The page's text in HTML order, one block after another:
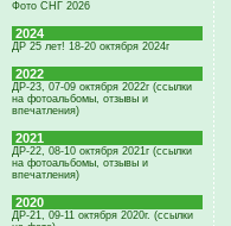
Фото СНГ 2026
2024
ДР 25 лет! 18-20 октября 2024г
2022
ДР-23, 07-09 октября 2022г (ссылки
на фотоальбомы, отзывы и
впечатления)
2021
ДР-22, 08-10 октября 2021г (ссылки
на фотоальбомы, отзывы и
впечатления)
2020
ДР-21, 09-11 октября 2020г. (ссылки